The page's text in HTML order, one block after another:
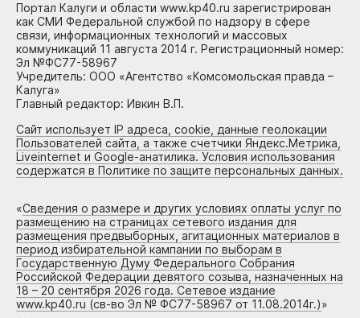
Портал Калуги и области www.kp40.ru зарегистрирован
как СМИ Федеральной службой по надзору в сфере
связи, информационных технологий и массовых
коммуникаций 11 августа 2014 г. Регистрационный номер:
Эл №ФС77-58967
Учредитель: ООО «Агентство «Комсомольская правда –
Калуга»
Главный редактор: Ивкин В.П.
Сайт использует IP адреса, cookie, данные геолокации
Пользователей сайта, а также счетчики Яндекс.Метрика,
Liveinternet и Google-анатилика. Условия использования
содержатся в Политике по защите персональных данных.
«Сведения о размере и других условиях оплаты услуг по
размещению на страницах сетевого издания для
размещения предвыборных, агитационных материалов в
период избирательной кампании по выборам в
Государственную Думу Федерального Собрания
Российской Федерации девятого созыва, назначенных на
18 – 20 сентября 2026 года. Сетевое издание
www.kp40.ru (св-во Эл № ФС77-58967 от 11.08.2014г.)»